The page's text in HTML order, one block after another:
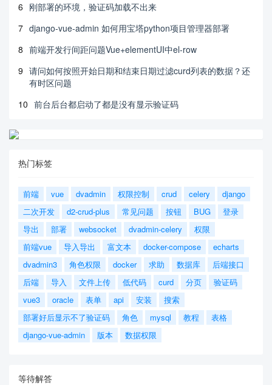
6 刚部署的环境，验证码加载不出来
7 django-vue-admin 如何用宝塔python项目管理器部署
8 前端开发行间距问题Vue+elementUI中el-row
9 请问如何按照开始日期和结束日期过滤curd列表的数据？还
有时区问题
10 前台后台都启动了都是没有显示验证码
热门标签
前端 vue dvadmin 权限控制 crud celery
django
二次开发
d2-crud-plus 常见问题 按钮 BUG
登录
导出
部署 websocket dvadmin-celery
权限
前端vue
导入导出 富文本 docker-compose
echarts
dvadmin3
角色权限 docker 求助 数据库
后端接口
后端
导入 文件上传 低代码 curd 分页
验证码
vue3
oracle 表单 api 安装
搜索
部署好后显示不了验证码
角色 mysql 教程
表格
django-vue-admin
版本 数据权限
等待解答